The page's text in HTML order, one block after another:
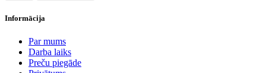
Informācija
Par mums
Darba laiks
Preču piegāde